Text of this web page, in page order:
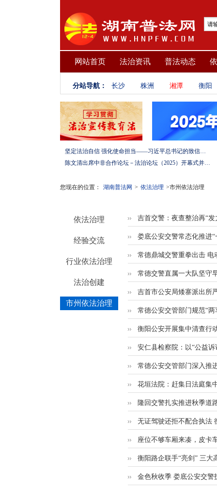
网站首页 法治资讯 普法动态
分站导航： 长沙 株洲 湘潭 衡阳
坚定法治自信 强化使命担当——习近平总书记的致信激励法学法律工作者投身全面依法治国伟大实践
陈文清出席中非合作论坛－法治论坛（2025）开幕式并在湖南调研
您现在的位置： 湖南普法网 > 依法治理 >市州依法治理
依法治理
经验交流
行业依法治理
法治创建
市州依法治理
吉首交警：夜查整治再“发
娄底公安交警常态化推进
常德鼎城交警重拳出击 电
常德交警直属一大队坚守
吉首市公安局矮寨派出所
常德公安交管部门规范“
衡阳公安开展集中清查行
安仁县检察院：以“公益诉
常德公安交管部门深入推
花垣法院：赶集日法庭集
隆回交警扎实推进秋季道
无证驾驶还拒不配合执法
座位不够车厢来凑，皮卡
衡阳路企联手“亮剑” 三大
金色秋收季 娄底公安交警